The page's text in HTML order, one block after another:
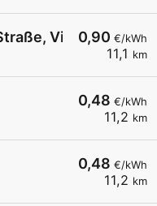
0,90 €/kWh
11,1 km
Villach
0,48 €/kWh
11,2 km
0,48 €/kWh
11,2 km